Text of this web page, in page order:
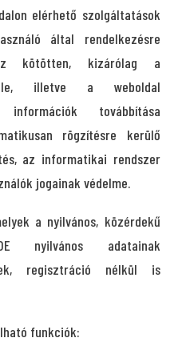
elérhető szolgáltatások
által rendelkezésre
kötötten, kizárólag a
illetve a weboldal
információk továbbítása
rögzítésre kerülő
az informatikai rendszer
jogainak védelme.
a nyilvános, közérdekű
nyilvános adatainak
regisztráció nélkül is
funkciók: